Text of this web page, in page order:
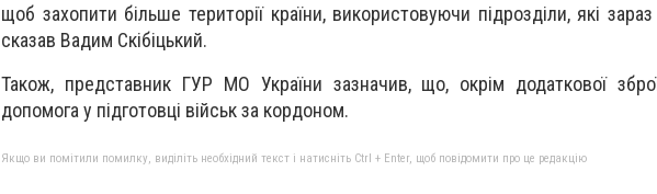
щоб захопити більше території країни, використовуючи підрозділи, які
сказав Вадим Скібіцький.
Також, представник ГУР МО України зазначив, що, окрім додаткової
допомога у підготовці військ за кордоном.
Якщо ви помітили помилку, виділіть необхідний текст і натисніть Ctrl + Enter, щоб повідомити про це редакцію